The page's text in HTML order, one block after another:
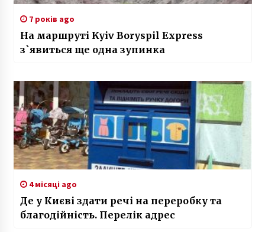
7 років ago
На маршруті Kyiv Boryspil Express
з`явиться ще одна зупинка
4 місяці ago
Де у Києві здати речі на переробку та
благодійність. Перелік адрес